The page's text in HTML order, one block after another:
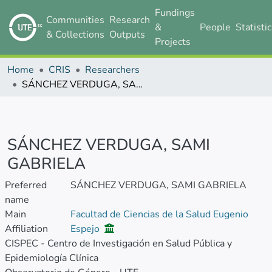
Communities
& Collections
Research
Outputs
Fundings
&
Projects
People
Home CRIS
Researchers
SÁNCHEZ VERDUGA, SAMI GABRIELA
SÁNCHEZ VERDUGA, SAMI
GABRIELA
Preferred
name
SÁNCHEZ VERDUGA, SAMI GABRIELA
Main
Affiliation
Facultad de Ciencias de la Salud Eugenio
Espejo
CISPEC - Centro de Investigación en Salud Pública y
Epidemiología Clínica